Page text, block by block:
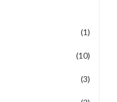
(1)
(10)
(3)